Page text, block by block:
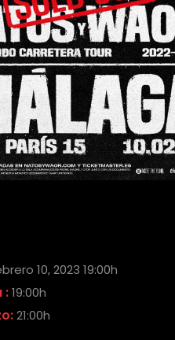
10, 2023 19:00h
:19:00h
21:00h